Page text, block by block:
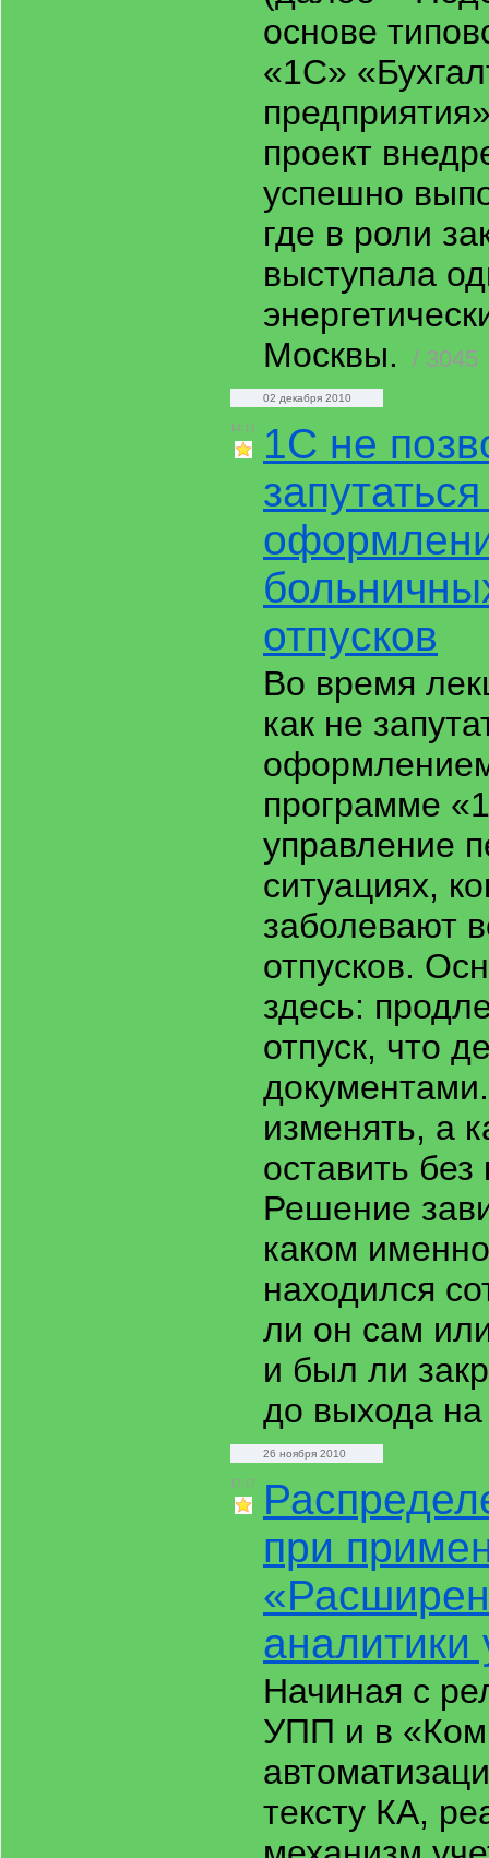
основе
«1С»
проект
успешно
где в роли
выступала
Москвы.
/ 3045
02 декабря 2010
14:11
1С не
отпусков
Во время
как не
программе
управление
ситуациях,
заболевают
отпусков.
здесь:
отпуск, что
изменять, а
оставить без
Решение
каком
находился
ли он сам
и был ли
до выхода
26 ноября 2010
17:17
при
аналитики
Начиная с
УПП и в
тексту КА,